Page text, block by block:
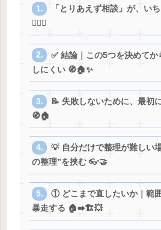
「とりあえず相談」が、い
😵‍💫🌀
✅ 結論｜この5つを決めて
しにくい 🧭🏠✨
📝 失敗しないために、最初
🧭🏠
💡 自分だけで整理が難しい
の整理”を挟む 👓🤝
① どこまで直したいか｜範
暴走する 🏠➡️🏗️💥